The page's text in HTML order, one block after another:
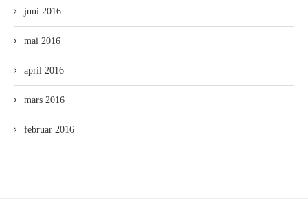
juni 2016
mai 2016
april 2016
mars 2016
februar 2016